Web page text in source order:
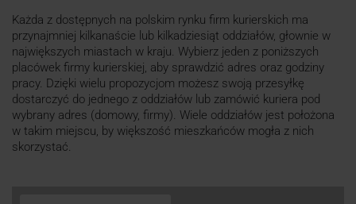
Każda z dostępnych na polskim rynku firm kurierskich ma
przynajmniej kilkanaście lub kilkadziesiąt oddziałów, głownie w
największych miastach w kraju. Wybierz jeden z poniższych
placówek firmy kurierskiej, aby sprawdzić adres oraz godziny
pracy. Dzięki wielu propozycjom możesz swoją przesyłkę
dostarczyć do jednego z oddziałów lub zamówić kuriera pod
wybrany adres (domowy, firmy). Wiele oddziałów jest położona
w takim miejscu, by większość mieszkańców mogła z nich
skorzystać.